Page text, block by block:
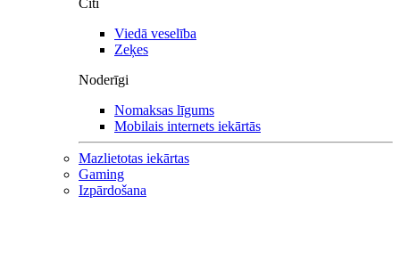
Viedā veselība
Zeķes
Noderīgi
Nomaksas līgums
Mobilais internets iekārtās
Mazlietotas iekārtas
Gaming
Izpārdošana